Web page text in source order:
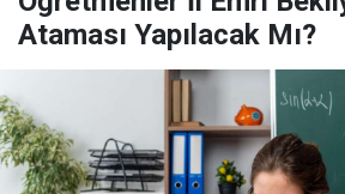
Ataması Yapılacak Mı?